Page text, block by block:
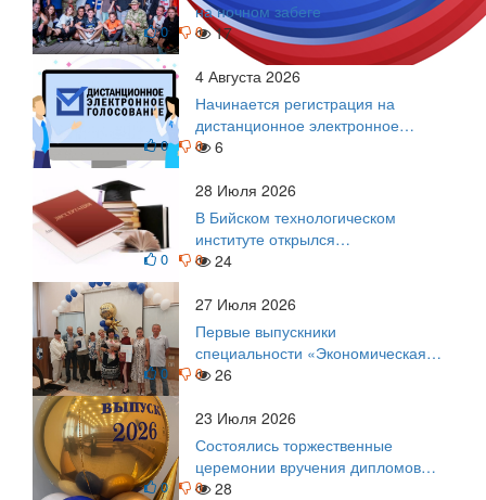
на ночном забеге
0 0 17
4 Августа 2026
Начинается регистрация на
дистанционное электронное
голосование на выборы!
0 0 6
28 Июля 2026
В Бийском технологическом
институте открылся
диссертационный совет!
0 0 24
27 Июля 2026
Первые выпускники
специальности «Экономическая
безопасность»
0 0 26
23 Июля 2026
Состоялись торжественные
церемонии вручения дипломов
выпускникам БТИ
0 0 28